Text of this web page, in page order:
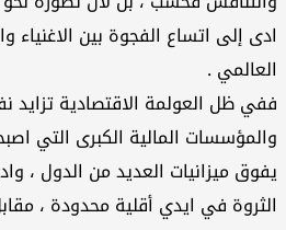
ادى إلى اتساع الفجوة بين الاغنياء
العالمي .
ففي ظل العولمة الاقتصادية تزايد
والمؤسسات المالية الكبرى التي
يفوق ميزانيات العديد من الدول ،
الثروة في ايدي أقلية محدودة ،